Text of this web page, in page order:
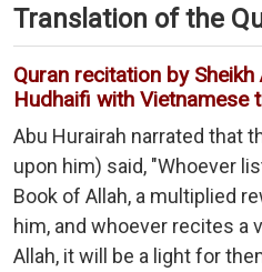
Translation of the
Quran recitation by
Hudhaifi with Vietnamese
Abu Hurairah narrated that
upon him) said, "Whoever
Book of Allah, a multiplied
him, and whoever recites a
Allah, it will be a light for